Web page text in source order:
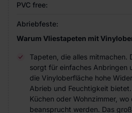
PVC free:
Abriebfeste:
Warum Vliestapeten mit
Tapeten, die alles mitmachen.
sorgt für einfaches Anbringen
die Vinyloberfläche hohe
Abrieb und Feuchtigkeit
Küchen oder Wohnzimmer,
beansprucht werden. Das